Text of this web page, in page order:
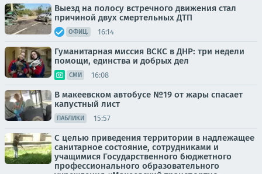
Выезд на полосу встречного движения стал
причиной двух смертельных ДТП
ОФИЦ. 16:14
Гуманитарная миссия ВСКС в ДНР: три недели
помощи, единства и добрых дел
СМИ 16:08
В макеевском автобусе №19 от жары спасает
капустный лист
ПАБЛИКИ 15:57
С целью приведения территории в надлежащее
санитарное состояние, сотрудниками и
учащимися Государственного бюджетного
профессионального образовательного